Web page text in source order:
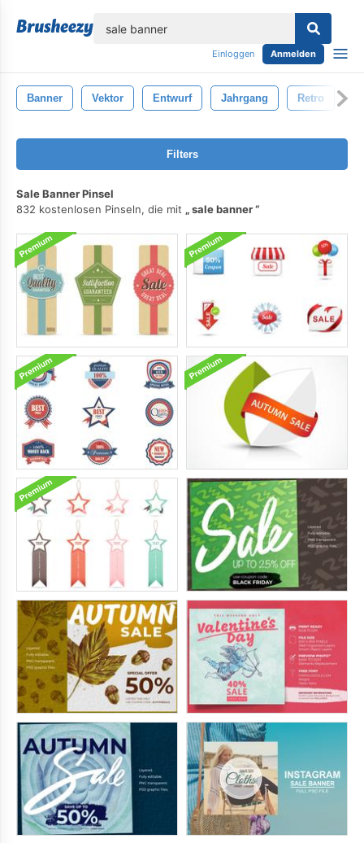
Einloggen Anmelden
Banner Vektor Entwurf Jahrgang Retro
Filters
Sale Banner Pinsel
832 kostenlosen Pinseln, die mit
sale banner